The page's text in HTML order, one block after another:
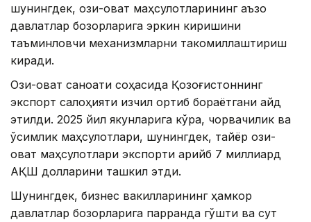
шунингдек, озиқ-овқат маҳсулотларининг аъзо
давлатлар бозорларига эркин киришини
таъминловчи механизмларни такомиллаштириш
киради.
Озиқ-овқат саноати соҳасида Қозоғистоннинг
экспорт салоҳияти изчил ортиб бораётгани қайд
этилди. 2025 йил якунларига кўра, чорвачилик ва
ўсимлик маҳсулотлари, шунингдек, тайёр озиқ-
овқат маҳсулотлари экспорти қарийб 7 миллиард
АҚШ долларини ташкил этди.
Шунингдек, бизнес вакилларининг ҳамкор
давлатлар бозорларига парранда гўшти ва сут